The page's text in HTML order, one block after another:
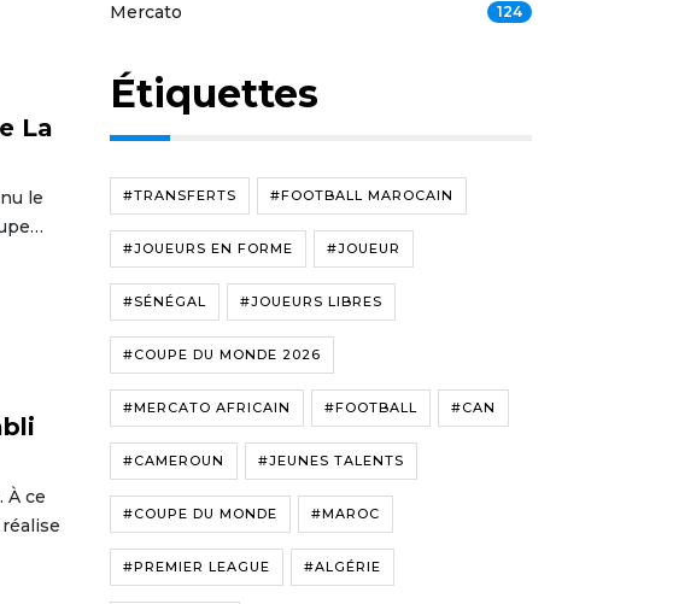
La
le
À ce
Mercato 124
Étiquettes
#TRANSFERTS #FOOTBALL MAROCAIN
#JOUEURS EN FORME #JOUEUR
#SÉNÉGAL #JOUEURS LIBRES
#COUPE DU MONDE 2026
#MERCATO AFRICAIN #FOOTBALL #CAN
#CAMEROUN #JEUNES TALENTS
#COUPE DU MONDE #MAROC
#PREMIER LEAGUE #ALGÉRIE